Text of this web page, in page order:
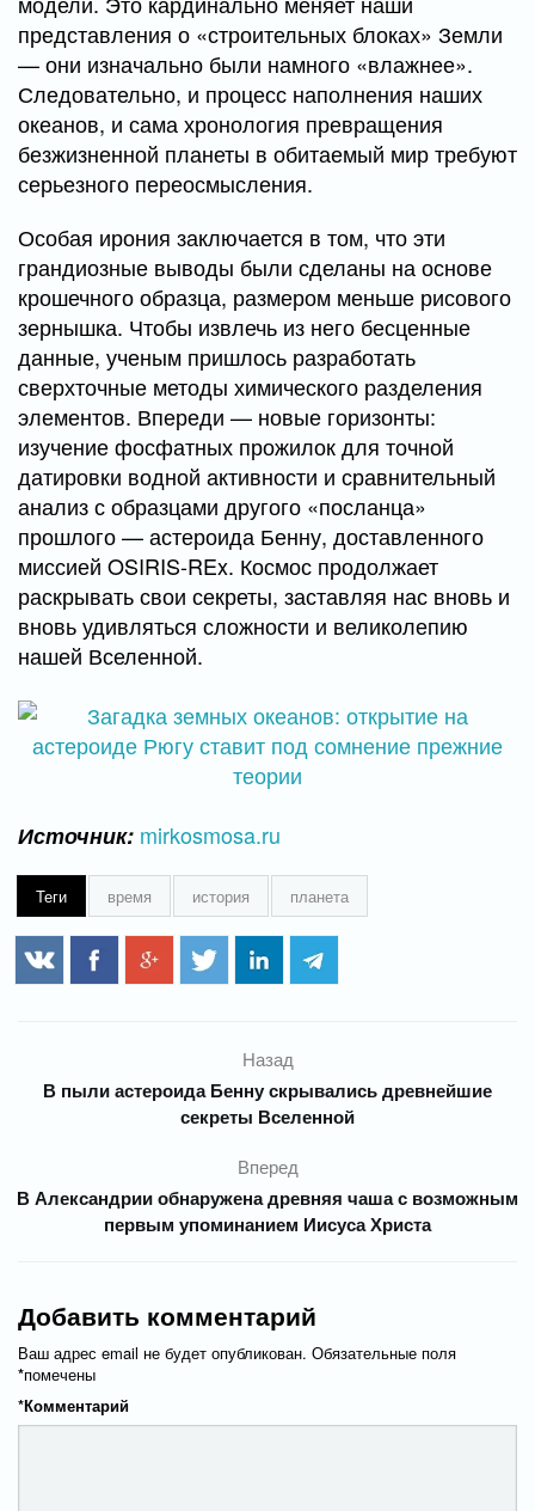
представления о «строительных блоках» Земли
— они изначально были намного «влажнее».
Следовательно, и процесс наполнения наших
океанов, и сама хронология превращения
безжизненной планеты в обитаемый мир требуют
серьезного переосмысления.
Особая ирония заключается в том, что эти
грандиозные выводы были сделаны на основе
крошечного образца, размером меньше рисового
зернышка. Чтобы извлечь из него бесценные
данные, ученым пришлось разработать
сверхточные методы химического разделения
элементов. Впереди — новые горизонты:
изучение фосфатных прожилок для точной
датировки водной активности и сравнительный
анализ с образцами другого «посланца»
прошлого — астероида Бенну, доставленного
миссией OSIRIS-REx. Космос продолжает
раскрывать свои секреты, заставляя нас вновь и
вновь удивляться сложности и великолепию
нашей Вселенной.
Источник: mirkosmosa.ru
Теги время история планета
Назад
В пыли астероида Бенну скрывались древнейшие
секреты Вселенной
Вперед
В Александрии обнаружена древняя чаша с возможным
первым упоминанием Иисуса Христа
Добавить комментарий
Ваш адрес email не будет опубликован. Обязательные поля
помечены
*
Комментарий
*